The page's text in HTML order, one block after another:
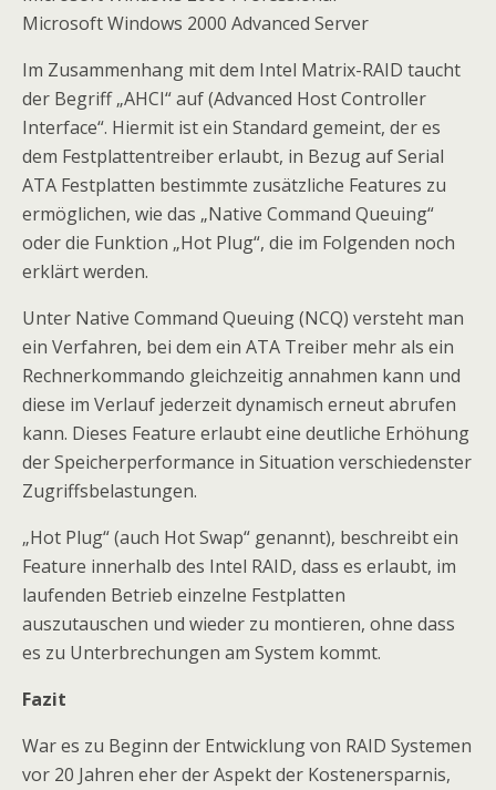
Microsoft Windows 2000 Advanced Server
Im Zusammenhang mit dem Intel Matrix-RAID taucht
der Begriff „AHCI“ auf (Advanced Host Controller
Interface“. Hiermit ist ein Standard gemeint, der es
dem Festplattentreiber erlaubt, in Bezug auf Serial
ATA Festplatten bestimmte zusätzliche Features zu
ermöglichen, wie das „Native Command Queuing“
oder die Funktion „Hot Plug“, die im Folgenden noch
erklärt werden.
Unter Native Command Queuing (NCQ) versteht man
ein Verfahren, bei dem ein ATA Treiber mehr als ein
Rechnerkommando gleichzeitig annahmen kann und
diese im Verlauf jederzeit dynamisch erneut abrufen
kann. Dieses Feature erlaubt eine deutliche Erhöhung
der Speicherperformance in Situation verschiedenster
Zugriffsbelastungen.
„Hot Plug“ (auch Hot Swap“ genannt), beschreibt ein
Feature innerhalb des Intel RAID, dass es erlaubt, im
laufenden Betrieb einzelne Festplatten
auszutauschen und wieder zu montieren, ohne dass
es zu Unterbrechungen am System kommt.
Fazit
War es zu Beginn der Entwicklung von RAID Systemen
vor 20 Jahren eher der Aspekt der Kostenersparnis,